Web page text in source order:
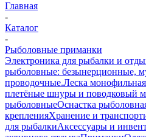
Главная
-
Каталог
-
Рыболовные приманки
Электроника для рыбалки и
рыболовные: безынерционные,
проводочные.Леска
плетёные шнуры и поводковый
рыболовныеОснастка
крепленияХранение и
для рыбалкиАксессуары и